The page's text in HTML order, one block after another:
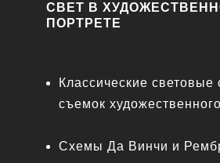
СВЕТ В
ПОРТРЕТЕ
Классические
съемок
Схемы Да Винчи и